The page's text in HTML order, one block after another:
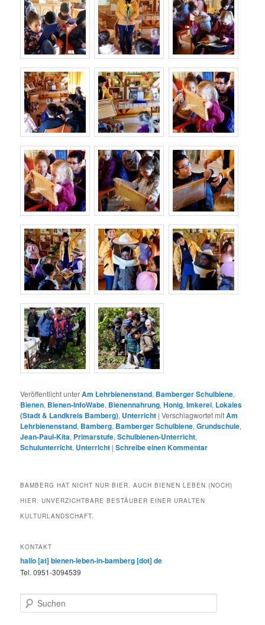
Veröffentlicht unterAm Lehrbienenstand, Bamberger Schulbiene,
Bienen, Bienen-InfoWabe, Bienennahrung,Honig,Imkerei, Lokales
(Stadt & Landkreis Bamberg), Unterricht |Verschlagwortet mitAm
Lehrbienenstand, Bamberg, Bamberger Schulbiene,Grundschule,
Jean-Paul-Kita, Primarstufe,Schulbienen-Unterricht,
Schulunterricht, Unterricht |Schreibe einen Kommentar
BAMBERG HAT NICHT NUR BIER. AUCH BIENEN LEBEN (NOCH)
HIER. UNVERZICHTBARE BESTÄUBER EINER URALTEN
KULTURLANDSCHAFT.
KONTAKT
hallo [at] bienen-leben-in-bamberg [dot] de
Tel. 0951-3094539
u